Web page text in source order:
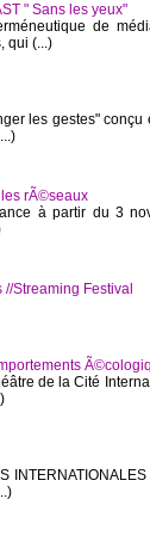
" Sans les yeux"
de
qui (...)
les gestes"
rÃ©seaux
à partir du 3
Streaming Festival
de la Cité